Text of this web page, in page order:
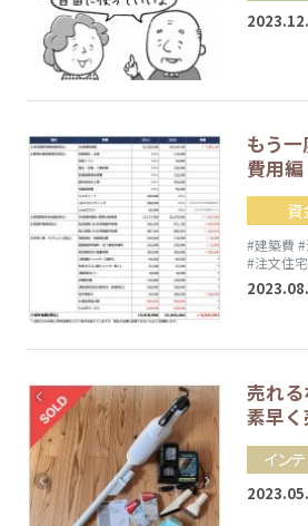
もう
費用
資
#建築費
#注文住
売れる
素早
イン